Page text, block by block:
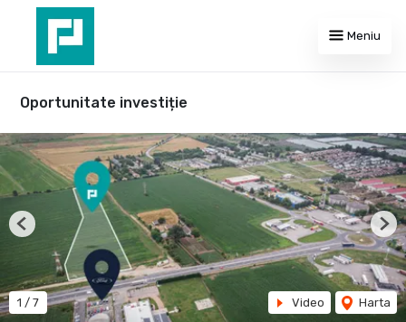
Meniu
Oportunitate investiție
1 / 7 Video Harta
Previous